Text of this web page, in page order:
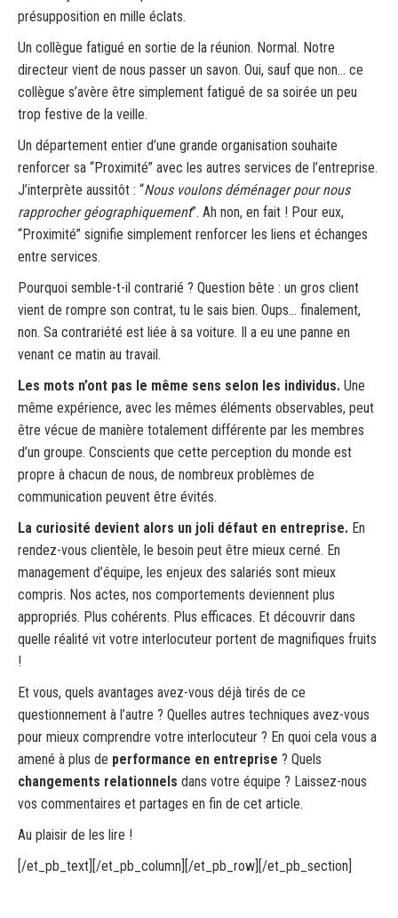
présupposition en mille éclats.
Un collègue fatigué en sortie de la réunion. Normal. Notre
directeur vient de nous passer un savon. Oui, sauf que non… ce
collègue s’avère être simplement fatigué de sa soirée un peu
trop festive de la veille.
Un département entier d’une grande organisation souhaite
renforcer sa “Proximité” avec les autres services de l’entreprise.
J’interprète aussitôt : “Nous voulons déménager pour nous
rapprocher géographiquement”. Ah non, en fait ! Pour eux,
“Proximité” signifie simplement renforcer les liens et échanges
entre services.
Pourquoi semble-t-il contrarié ? Question bête : un gros client
vient de rompre son contrat, tu le sais bien. Oups… finalement,
non. Sa contrariété est liée à sa voiture. Il a eu une panne en
venant ce matin au travail.
Les mots n’ont pas le même sens selon les individus. Une
même expérience, avec les mêmes éléments observables, peut
être vécue de manière totalement différente par les membres
d’un groupe. Conscients que cette perception du monde est
propre à chacun de nous, de nombreux problèmes de
communication peuvent être évités.
La curiosité devient alors un joli défaut en entreprise. En
rendez-vous clientèle, le besoin peut être mieux cerné. En
management d’équipe, les enjeux des salariés sont mieux
compris. Nos actes, nos comportements deviennent plus
appropriés. Plus cohérents. Plus efficaces. Et découvrir dans
quelle réalité vit votre interlocuteur portent de magnifiques fruits
!
Et vous, quels avantages avez-vous déjà tirés de ce
questionnement à l’autre ? Quelles autres techniques avez-vous
pour mieux comprendre votre interlocuteur ? En quoi cela vous a
amené à plus de performance en entreprise ? Quels
changements relationnels dans votre équipe ? Laissez-nous
vos commentaires et partages en fin de cet article.
Au plaisir de les lire !
[/et_pb_text][/et_pb_column][/et_pb_row][/et_pb_section]